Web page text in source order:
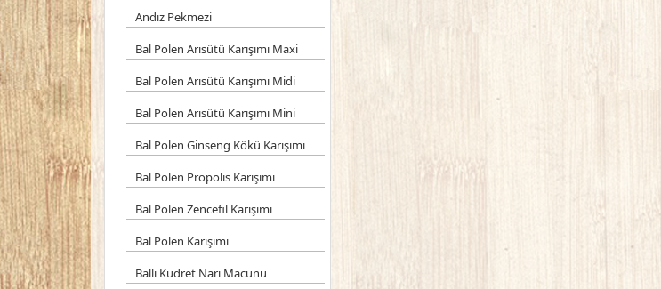
Andız Pekmezi
Bal Polen Arısütü Karışımı Maxi
Bal Polen Arısütü Karışımı Midi
Bal Polen Arısütü Karışımı Mini
Bal Polen Ginseng Kökü Karışımı
Bal Polen Propolis Karışımı
Bal Polen Zencefil Karışımı
Bal Polen Karışımı
Ballı Kudret Narı Macunu